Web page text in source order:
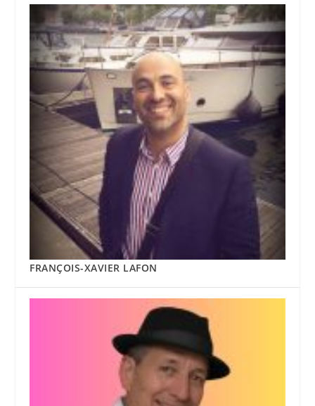
FRANÇOIS-XAVIER LAFON